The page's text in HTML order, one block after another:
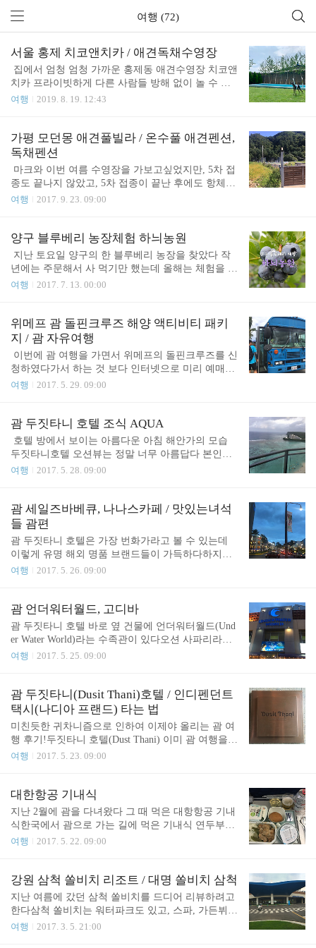
여행 (72)
서울 홍제 치코앤치카 / 애견독채수영장
​ 집에서 엄청 엄청 가까운 홍제동 애견수영장 치코앤
치카 프라이빗하게 다른 사람들 방해 없이 놀 수 있
고 잔디도 수영장도 즐길 수 있어서 공개하기 너무
약제 ​​​ - 반려견 놀이터 & 수영장 & 루프탑 (사전 예
약) 치코앤치카의 모든 공간은 사전에 예약하신 손님
에 한해 하루 한팀, 100% 독채형으로 이용이 가능합
니다. ​​​​ 강아지 수영복도 맞춰입고 갔다 수영복은 스
마트스토어 봄스 에서 구매! ​ 기본적으로 인당 1병씩
물이 아쿠아파나가 제공되고 정수물은 1층 카페에서
쪽에 수영장이 있다 수영 끝나고 잔디밭에 뻗은 울
며느..
여행 2019. 8. 19. 12:43
가평 모던몽 애견풀빌라 / 온수풀 애견펜션,
독채펜션
​ ​마크와 이번 여름 수영장을 가보고싶었지만, 5차 접
종도 끝나지 않았고, 5차 접종이 끝난 후에도 항체가
생성이 되지 않아서 추가 접종을 맞아야했다 그래서
서 예약했고, 일~월 비수기+미온수추가 해서 30만원
대에 1박2일을 묵었다 · 주소 : 경기 가평군 상면 임
초밤안골로 247-14(임초리 616-3) · 체크인 15:00 체
t/ ​바로 앞에 오블리 펜션도 있었는데 오블리펜션은
는 마크에게 수영을 가르치는게 목적이었기 때문에
소셜활동은 다음 기회로~ 방문당일 ​문자와 카톡으로
오는..
여행 2017. 9. 23. 09:00
양구 블루베리 농장체험 하늬농원
​ ​지난 토요일 양구의 한 블루베리 농장을 찾았다 작
년에는 주문해서 사 먹기만 했는데 올해는 체험을 해
보기로 했다 2016/07/14 - [쇼핑] - 하늬농원 양구블루
숲길을 뚫고 "하늬농원"에 도착했다 · 주소 : 강원 양
구군 양구읍 군량리 413번지 · 전화 : 010-3008-3683
(체험 및 구매 문의) ​서대문역에서 출발한 1팀은 6:30
에 출발하여 엄청난비를 뚫고 9:30에 농원에 도착하
였다 중간에 가평쪽에서 약간 밀리기는 했지만 그래
도 휴게소도 깔끔하고 편하게 도착할 수 있었다 은평
원IC로 나와서 경춘가도달려 9:10분가량에 농원에 ..
여행 2017. 7. 13. 00:00
위메프 괌 돌핀크루즈 해양 액티비티 패키
지 / 괌 자유여행
​ ​이번에 괌 여행을 가면서 위메프의 돌핀크루즈를 신
청하였다가서 하는 것 보다 인터넷으로 미리 예매하
고 가는 것이 훨씬 간편하고, 저렴하기 때문에, 혹시
크루즈 티켓은 파란 버스를 타고 이동하였다직원들
은 사진에서 보이는 것 처럼 파란색 반팔을 입고 있
었다 ​살짝 날씨가 흐렸지만 오히려 덥지 않아서 좋았
았다 배 위에서는 반드시 맨발로 있어야해서 전원 신
원이 배 위에서 지켜야할 규칙과 화장실 위치 등을
알려준다 ​오전에 이미 돌고래무리가 지나가버려서
이번 점심 시간에 나타나지 않을까봐 걱정했지만 다
행히..
여행 2017. 5. 29. 09:00
괌 두짓타니 호텔 조식 AQUA
​ ​호텔 방에서 보이는 아름다운 아침 해안가의 모습
두짓타니호텔 오션뷰는 정말 너무 아름답다 ​본인이
묵고 있는 곳의 룸키가 골드색이라면 위 프로모션을
다 그래서 매일 아침 일찍 일어나 조식을 먹으러 갔
다 꽤 이른 시간에 방문했음에도 대기줄이 가득 담날
부턴 더 일찍갔다 기다리고 있으면 자리를 안내해주
는 시스템이다 ​삶은 달걀, 베이컨, 치즈와 같은 기본
조식 메뉴부터 일본식 장국, 밥, 등 정말 다양한 메뉴
가 있었다 ​추가로 가운데에는 빵과 우유, 콘푸로스트
게 멋진 오션뷰와 함께 조식을 즐길 수 있다 ​테이블
셋팅은 이런 느낌 우리가 숙박하는 동안 일..
여행 2017. 5. 28. 09:00
괌 세일즈바베큐, 나나스카페 / 맛있는녀석
들 괌편
​​괌 두짓타니 호텔은 가장 번화가라고 볼 수 있는데
이렇게 유명 해외 명품 브랜드들이 가득하다하지만
우리는 너무나도 배가고팠기 때문에 바로 식사를 하
야 한다​나나스 카페(Nana's Cafe)와 세일즈바베큐(Sai
ls BBQ)!!!흥분해서 사진을 엉망으로 찍어놨네;;한 건
물을 시간, 구역을 나눠서 두 가지 음식점으로 운영
하고 있다좌측이 나나스카페의 영업시간, 우측이 세
일즈 바바큐의 영업시간이다 아침 6:30~10:30점심 1
5~21:15 ​나나스 카페로 운영되는 가게 내부의 모습 ​
나나스카페는 원래 브런치로 유명한 곳이라 에그..
여행 2017. 5. 26. 09:00
괌 언더워터월드, 고디바
​​괌 두짓타니 호텔 바로 옆 건물에 언더워터월드(Und
er Water World)라는 수족관이 있다오션 사파리라고
해서 물고기 동물원으로 생각하면 되는데 아이와 함
나쁘지 않을 것 같다그리고 같은 건물에 고디바(Godi
va)가 있다 ​언더워터월드의 입구 ​친절하게 한국어로
카메라 혹은 핸드폰으로 촬영하지 말라고 되어 있다
돈을 내고 찍으라는 뜻인 듯 ​수족관을 관람하는 방법
에는 여러가지가 있다친절하게 한글패치가 되어 있
다 · 오션사파리 $23수족관 내부를 걸어서 구경하는
보물들을 아이패드? 같은걸로 발견해서 스코어를 내
는 것아이들을 위한 게임이라고 ..
여행 2017. 5. 25. 09:00
괌 두짓타니(Dusit Thani)호텔 / 인디펜던트
택시(나디아 프랜드) 타는 법
​​미친듯한 귀차니즘으로 인하여 이제야 올리는 괌 여
행 후기!두짓타니 호텔(Dust Thani) ​이미 괌 여행을
다녀온 분들이 있어 사전에 배웠던 괌의 인디펜던트
드? 나니아 프랜드? 라고 외쳐야 하는데 원래 러기지
(수화물) 하나 당 1$를 지불해야하는데 그 러기지 페
이를 내지 않는 방법이다(택시기사 아저씨가 Only pa
항에서 나와서 열심히 흰색 택시를 찾으려고 했는데
리했다 참고로 우리는 신혼 여행을 미국으로 가서 E
STA가 있었는데, 괌도 미국령이기 때문에!..
여행 2017. 5. 23. 09:00
대한항공 기내식
지난 2월에 괌을 다녀왔다 그 때 먹은 대항항공 기내
식​한국에서 괌으로 가는 길에 먹은 기내식 연두부와
끌레도르 아이스크림, 맥주만 맛있었다 일본 JAL기
(약4시간) 아기가 우는 소리를 들어야했다ㅠㅠ 아침
첫 버스 타고 여덟시 반 비행기 탔는데... 잘 수가 없
어서 넘나 괴로웠다 심지어 음료 카트도 잘 다니지
길에는 각각 다른 메뉴를 주문했다 위에서부터 닭고
여행 2017. 5. 22. 09:00
강원 삼척 쏠비치 리조트 / 대명 쏠비치 삼척
​​지난 여름에 갔던 삼척 쏠비치를 드디어 리뷰하려고
한다삼척 쏠비치는 워터파크도 있고, 스파, 가든뷔페
등이 있는 리조트로 그리스 산토리니를 모티브로 만
여행 2017. 3. 5. 21:00